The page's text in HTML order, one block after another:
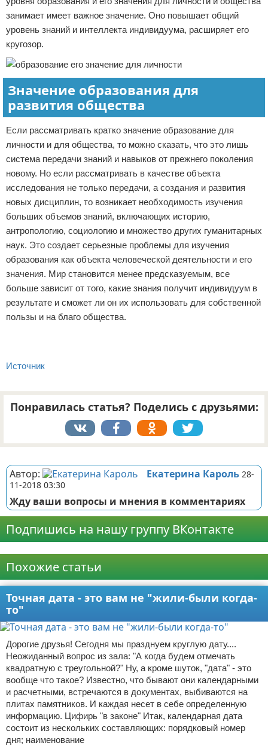
занимает имеет важное значение. Оно повышает общий
уровень знаний и интеллекта индивидуума, расширяет его
кругозор.
Значение образования для
развития общества
Если рассматривать кратко значение образование для
личности и для общества, то можно сказать, что это лишь
система передачи знаний и навыков от прежнего поколения
новому. Но если рассматривать в качестве объекта
исследования не только передачи, а создания и развития
новых дисциплин, то возникает необходимость изучения
больших объемов знаний, включающих историю,
антропологию, социологию и множество других гуманитарных
наук. Это создает серьезные проблемы для изучения
образования как объекта человеческой деятельности и его
значения. Мир становится менее предсказуемым, все
больше зависит от того, какие знания получит индивидуум в
результате и сможет ли он их использовать для собственной
пользы и на благо общества.
Источник
Понравилась статья? Поделись с друзьями:
Автор: Екатерина Кароль 28-
11-2018 03:30
Жду ваши вопросы и мнения в комментариях
Подпишись на нашу группу ВКонтакте
Похожие статьи
Точная дата - это вам не "жили-были когда-
то"
Дорогие друзья! Сегодня мы празднуем круглую дату....
Неожиданный вопрос из зала: "А когда будем отмечать
квадратную с треугольной?" Ну, а кроме шуток, "дата" - это
вообще что такое? Известно, что бывают они календарными
и расчетными, встречаются в документах, выбиваются на
плитах памятников. И каждая несет в себе определенную
информацию. Цифирь "в законе" Итак, календарная дата
состоит из нескольких составляющих: порядковый номер
дня; наименование